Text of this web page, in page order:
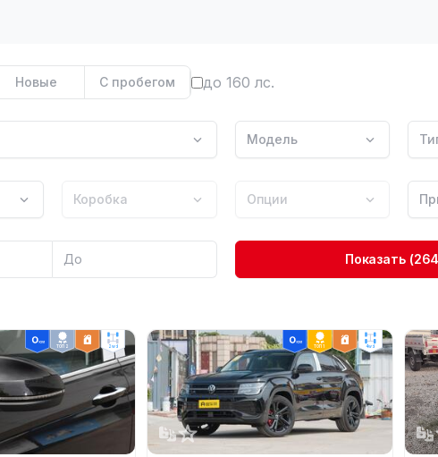
Новые С пробегом до 160 лс.
Модель
Коробка Опции
Показать
ТОП 2 2wd ТОП 1 4wd